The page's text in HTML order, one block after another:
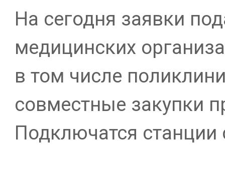
На сегодня заявки
медицинских
в том числе
совместные закупки
Подключатся